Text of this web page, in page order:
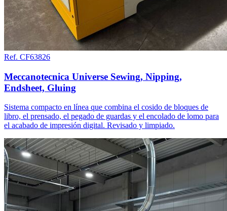
Ref. CF63826
Meccanotecnica Universe Sewing, Nipping,
Endsheet, Gluing
Sistema compacto en línea que combina el cosido de bloques de
libro, el prensado, el pegado de guardas y el encolado de lomo para
el acabado de impresión digital. Revisado y limpiado.